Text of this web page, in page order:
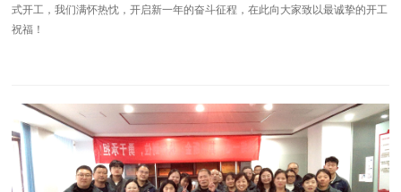
式开工，我们满怀热忱，开启新一年的奋斗征程，在此向大家致以最诚挚的开工
祝福！